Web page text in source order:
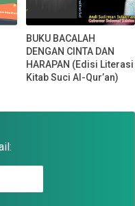
BUKU BACALAH
DENGAN CINTA DAN
HARAPAN (Edisi Literasi
Kitab Suci Al-Qur’an)